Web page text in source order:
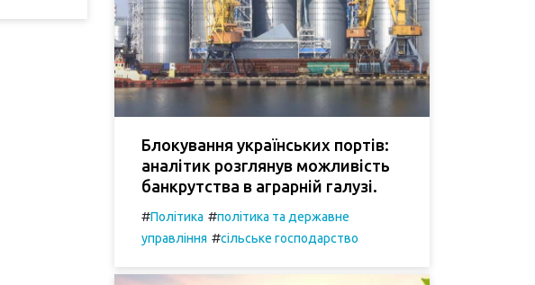
Блокування українських портів:
аналітик розглянув можливість
банкрутства в аграрній галузі.
#Політика #політика та державне
управління #сільське господарство